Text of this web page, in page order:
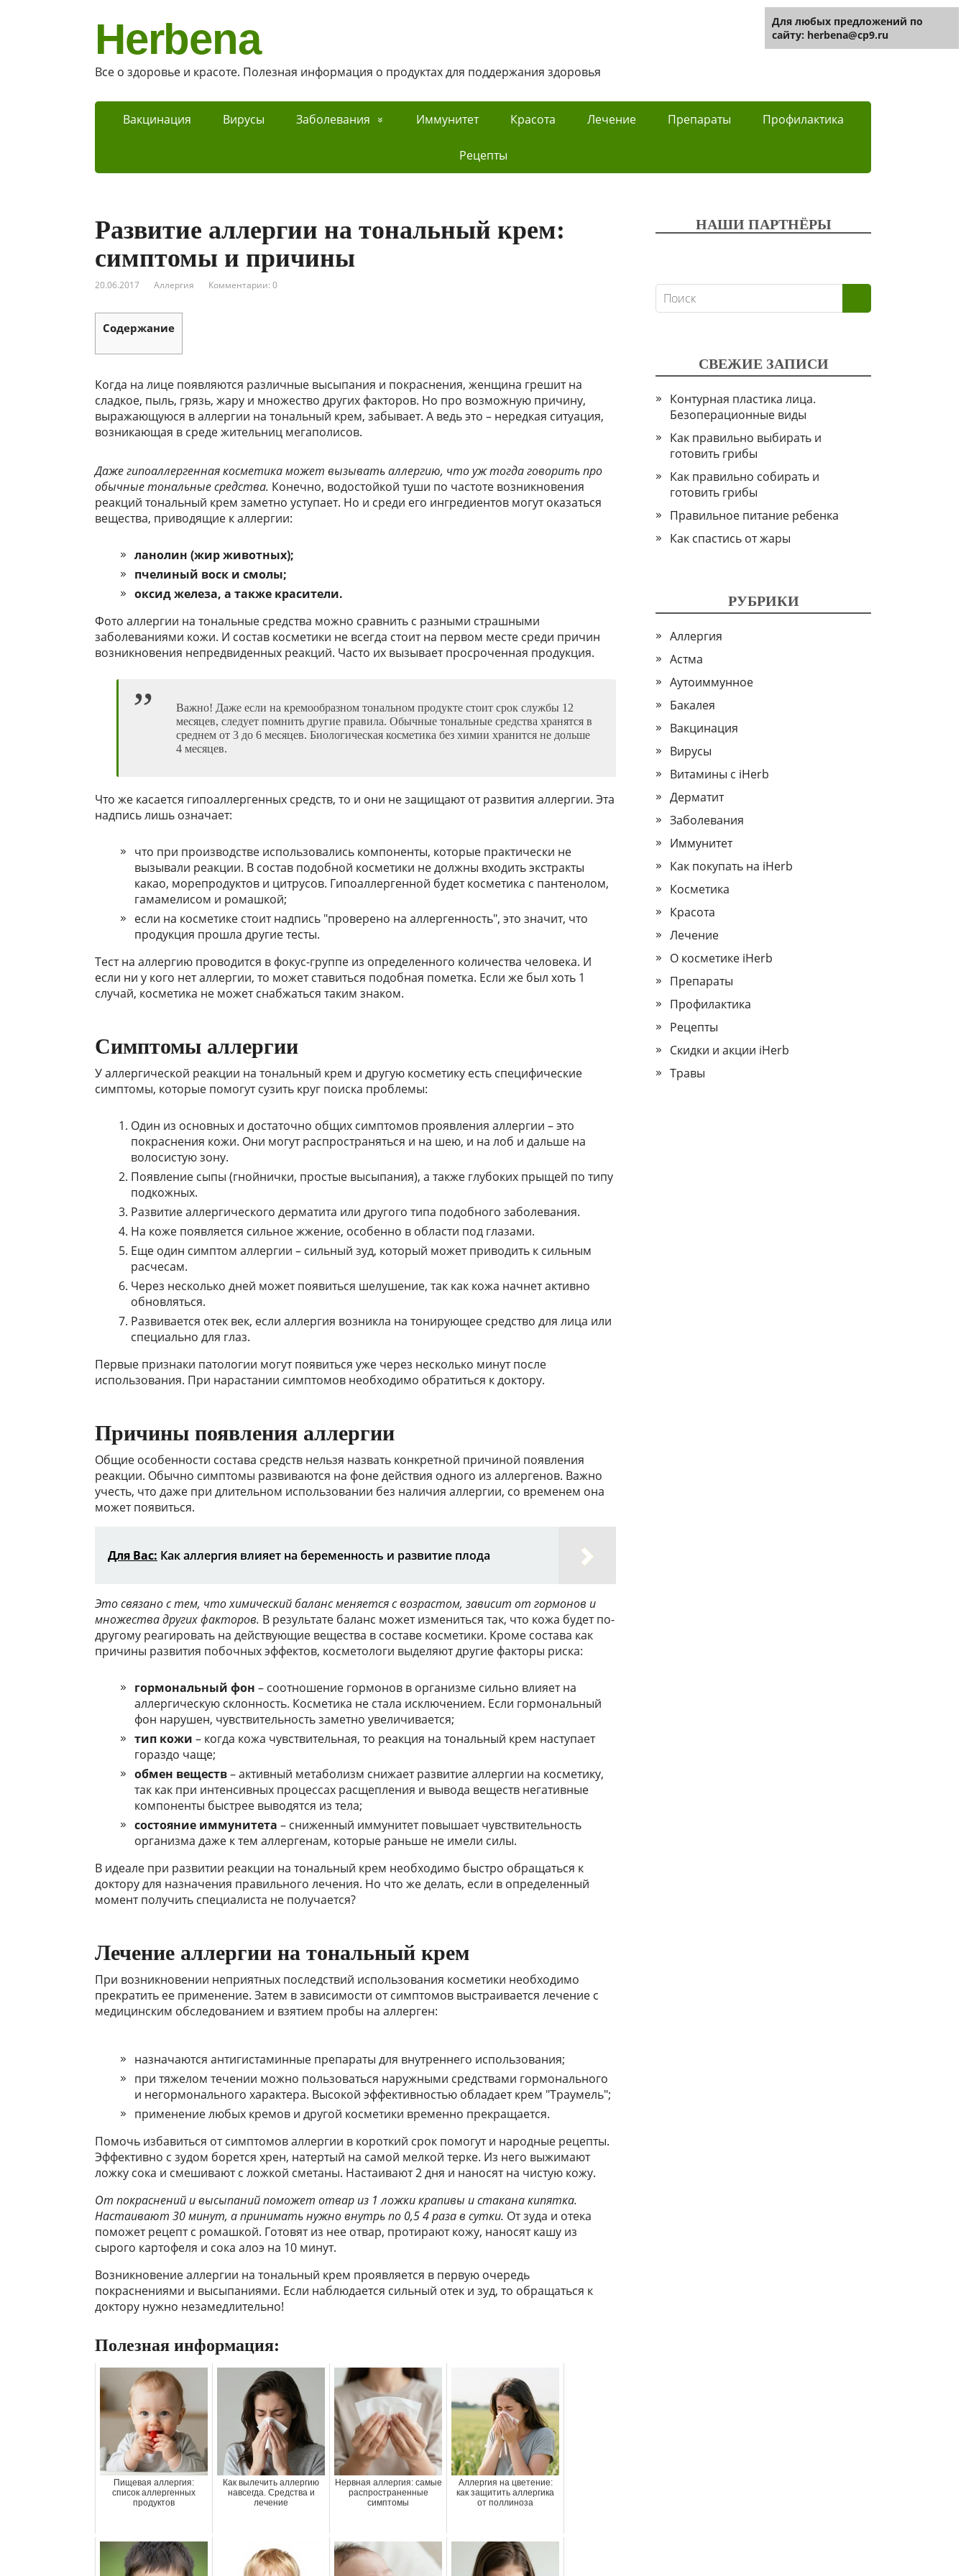
Herbena
Все о здоровье и красоте. Полезная информация о продуктах для поддержания здоровья
Вакцинация Вирусы Заболевания Иммунитет Красота Лечение Препараты Профилактика
Рецепты
Развитие аллергии на тональный крем:
симптомы и причины
20.06.2017 Аллергия Комментарии: 0
Содержание
Когда на лице появляются различные высыпания и покраснения, женщина грешит на
сладкое, пыль, грязь, жару и множество других факторов. Но про возможную причину,
выражающуюся в аллергии на тональный крем, забывает. А ведь это – нередкая ситуация,
возникающая в среде жительниц мегаполисов.
Даже гипоаллергенная косметика может вызывать аллергию, что уж тогда говорить про
обычные тональные средства. Конечно, водостойкой туши по частоте возникновения
реакций тональный крем заметно уступает. Но и среди его ингредиентов могут оказаться
вещества, приводящие к аллергии:
ланолин (жир животных);
пчелиный воск и смолы;
оксид железа, а также красители.
Фото аллергии на тональные средства можно сравнить с разными страшными
заболеваниями кожи. И состав косметики не всегда стоит на первом месте среди причин
возникновения непредвиденных реакций. Часто их вызывает просроченная продукция.
Важно! Даже если на кремообразном тональном продукте стоит срок службы 12
месяцев, следует помнить другие правила. Обычные тональные средства хранятся в
среднем от 3 до 6 месяцев. Биологическая косметика без химии хранится не дольше
4 месяцев.
Что же касается гипоаллергенных средств, то и они не защищают от развития аллергии. Эта
надпись лишь означает:
что при производстве использовались компоненты, которые практически не
вызывали реакции. В состав подобной косметики не должны входить экстракты
какао, морепродуктов и цитрусов. Гипоаллергенной будет косметика с пантенолом,
гамамелисом и ромашкой;
если на косметике стоит надпись "проверено на аллергенность", это значит, что
продукция прошла другие тесты.
Тест на аллергию проводится в фокус-группе из определенного количества человека. И
если ни у кого нет аллергии, то может ставиться подобная пометка. Если же был хоть 1
случай, косметика не может снабжаться таким знаком.
Симптомы аллергии
У аллергической реакции на тональный крем и другую косметику есть специфические
симптомы, которые помогут сузить круг поиска проблемы:
Один из основных и достаточно общих симптомов проявления аллергии – это
покраснения кожи. Они могут распространяться и на шею, и на лоб и дальше на
волосистую зону.
Появление сыпы (гнойнички, простые высыпания), а также глубоких прыщей по типу
подкожных.
Развитие аллергического дерматита или другого типа подобного заболевания.
На коже появляется сильное жжение, особенно в области под глазами.
Еще один симптом аллергии – сильный зуд, который может приводить к сильным
расчесам.
Через несколько дней может появиться шелушение, так как кожа начнет активно
обновляться.
Развивается отек век, если аллергия возникла на тонирующее средство для лица или
специально для глаз.
Первые признаки патологии могут появиться уже через несколько минут после
использования. При нарастании симптомов необходимо обратиться к доктору.
Причины появления аллергии
Общие особенности состава средств нельзя назвать конкретной причиной появления
реакции. Обычно симптомы развиваются на фоне действия одного из аллергенов. Важно
учесть, что даже при длительном использовании без наличия аллергии, со временем она
может появиться.
Для Вас: Как аллергия влияет на беременность и развитие плода
Это связано с тем, что химический баланс меняется с возрастом, зависит от гормонов и
множества других факторов. В результате баланс может измениться так, что кожа будет по-
другому реагировать на действующие вещества в составе косметики. Кроме состава как
причины развития побочных эффектов, косметологи выделяют другие факторы риска:
гормональный фон – соотношение гормонов в организме сильно влияет на
аллергическую склонность. Косметика не стала исключением. Если гормональный
фон нарушен, чувствительность заметно увеличивается;
тип кожи – когда кожа чувствительная, то реакция на тональный крем наступает
гораздо чаще;
обмен веществ– активный метаболизм снижает развитие аллергии на косметику,
так как при интенсивных процессах расщепления и вывода веществ негативные
компоненты быстрее выводятся из тела;
состояние иммунитета – сниженный иммунитет повышает чувствительность
организма даже к тем аллергенам, которые раньше не имели силы.
В идеале при развитии реакции на тональный крем необходимо быстро обращаться к
доктору для назначения правильного лечения. Но что же делать, если в определенный
момент получить специалиста не получается?
Лечение аллергии на тональный крем
При возникновении неприятных последствий использования косметики необходимо
прекратить ее применение. Затем в зависимости от симптомов выстраивается лечение с
медицинским обследованием и взятием пробы на аллерген:
назначаются антигистаминные препараты для внутреннего использования;
при тяжелом течении можно пользоваться наружными средствами гормонального
и негормонального характера. Высокой эффективностью обладает крем "Траумель";
применение любых кремов и другой косметики временно прекращается.
Помочь избавиться от симптомов аллергии в короткий срок помогут и народные рецепты.
Эффективно с зудом борется хрен, натертый на самой мелкой терке. Из него выжимают
ложку сока и смешивают с ложкой сметаны. Настаивают 2 дня и наносят на чистую кожу.
От покраснений и высыпаний поможет отвар из 1 ложки крапивы и стакана кипятка.
Настаивают 30 минут, а принимать нужно внутрь по 0,5 4 раза в сутки. От зуда и отека
поможет рецепт с ромашкой. Готовят из нее отвар, протирают кожу, наносят кашу из
сырого картофеля и сока алоэ на 10 минут.
Возникновение аллергии на тональный крем проявляется в первую очередь
покраснениями и высыпаниями. Если наблюдается сильный отек и зуд, то обращаться к
доктору нужно незамедлительно!
Полезная информация:
Пищевая аллергия:
список аллергенных
продуктов
Как вылечить аллергию
навсегда. Средства и
лечение
Нервная аллергия: самые
распространенные
симптомы
Аллергия на цветение:
как защитить аллергика
от поллиноза
НАШИ ПАРТНЁРЫ
СВЕЖИЕ ЗАПИСИ
Контурная пластика лица.
Безоперационные виды
Как правильно выбирать и
готовить грибы
Как правильно собирать и
готовить грибы
Правильное питание ребенка
Как спастись от жары
РУБРИКИ
Аллергия
Астма
Аутоиммунное
Бакалея
Вакцинация
Вирусы
Витамины с iHerb
Дерматит
Заболевания
Иммунитет
Как покупать на iHerb
Косметика
Красота
Лечение
О косметике iHerb
Препараты
Профилактика
Рецепты
Скидки и акции iHerb
Травы
Для любых предложений по
сайту: herbena@cp9.ru